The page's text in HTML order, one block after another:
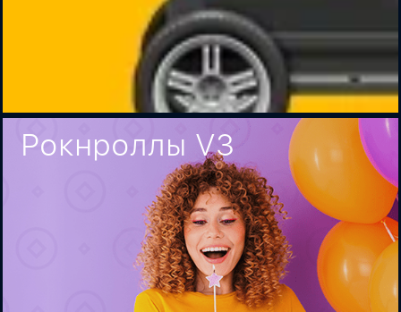
Рокнроллы V3